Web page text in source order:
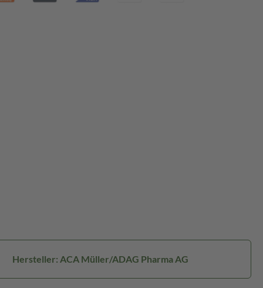
Hersteller: ACA Müller/ADAG Pharma AG